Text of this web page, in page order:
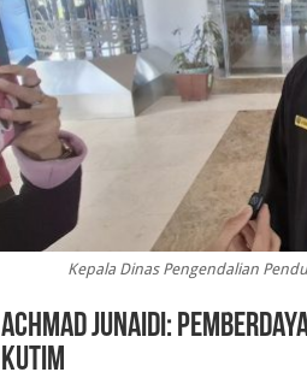
Kepala Dinas Pengendalian
Achmad Junaidi:
Kutim